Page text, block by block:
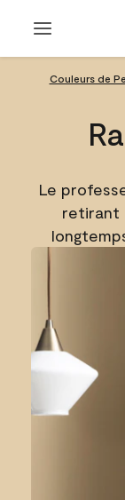
Couleurs de
Le
retirant